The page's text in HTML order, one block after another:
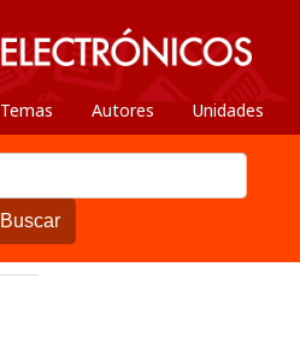
Temas Autores Unidades
Buscar